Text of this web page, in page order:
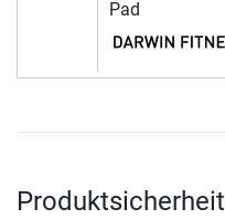
Pad
Produktsicherheit